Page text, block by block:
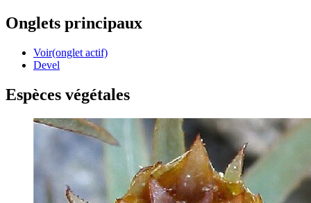
Onglets principaux
Voir(onglet actif)
Devel
Espèces végétales